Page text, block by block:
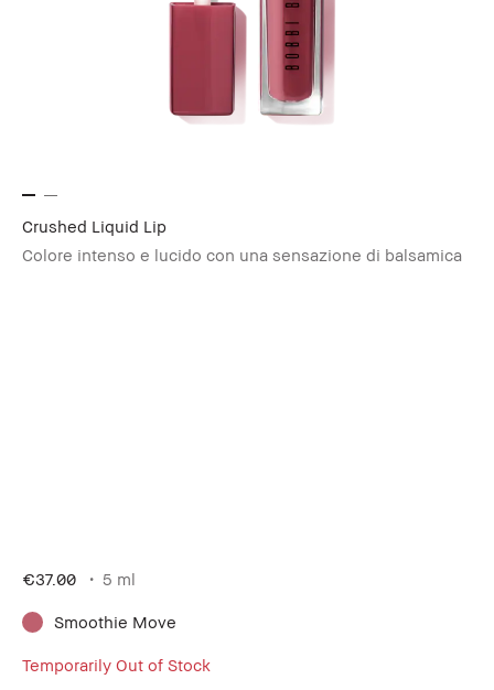
Crushed Liquid Lip
Colore intenso e lucido con una sensazione di balsamica
€37.00 5 ml
Smoothie Move
Temporarily Out of Stock